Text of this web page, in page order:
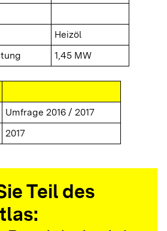
Heizöl
1,45 MW
Umfrage 2016 / 2017
2017
Teil des